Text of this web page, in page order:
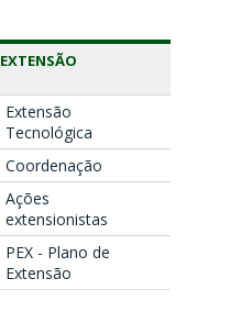
EXTENSÃO
Extensão
Tecnológica
Coordenação
Ações
extensionistas
PEX - Plano de
Extensão